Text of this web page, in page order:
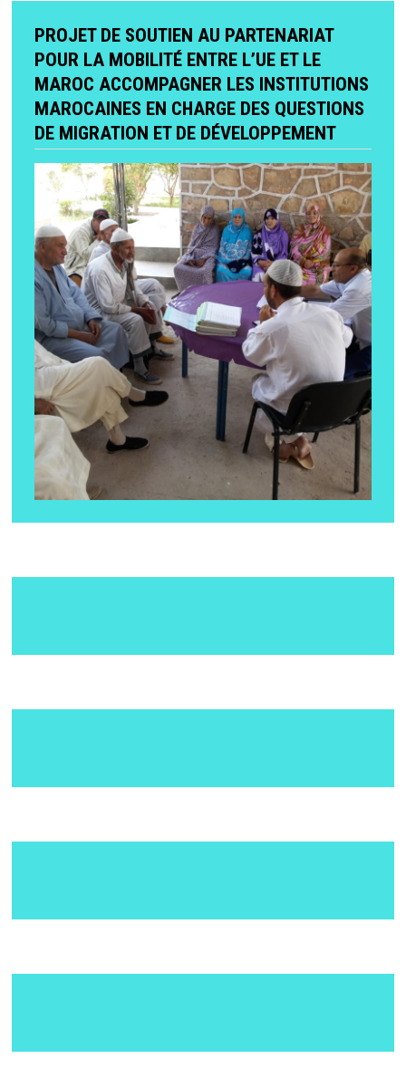
PROJET DE SOUTIEN AU PARTENARIAT
POUR LA MOBILITÉ ENTRE L’UE ET LE
MAROC ACCOMPAGNER LES INSTITUTIONS
MAROCAINES EN CHARGE DES QUESTIONS
DE MIGRATION ET DE DÉVELOPPEMENT